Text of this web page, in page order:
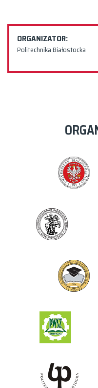
ORGANIZATOR:
Politechnika Białostocka